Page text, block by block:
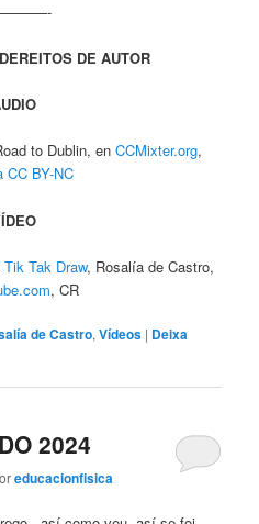
DE AUTOR
to Dublin, en CCMixter.org,
CC BY-NC
Tik Tak Draw, Rosalía de Castro,
, CR
de Castro,Vídeos | Deixa
2024
educacionfisica